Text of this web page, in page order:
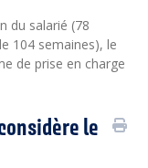
du salarié (78
104 semaines), le
de prise en charge
le